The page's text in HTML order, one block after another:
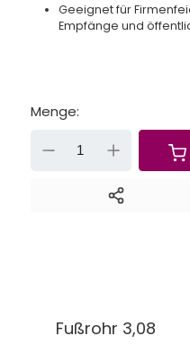
Geeignet für
Empfänge und
Menge:
Fußrohr 3,08